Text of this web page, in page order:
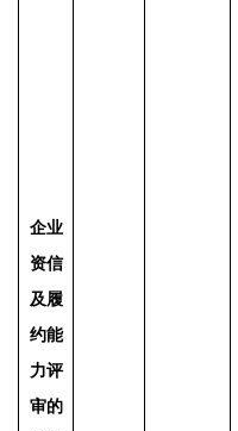
企业
资信
及履
约能
力评
审的